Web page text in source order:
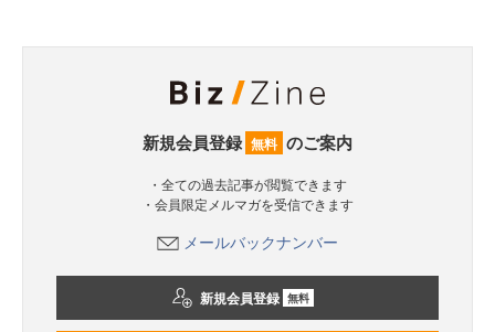
新規会員登録 無料 のご案内
・全ての過去記事が閲覧できます
・会員限定メルマガを受信できます
メールバックナンバー
新規会員登録 無料